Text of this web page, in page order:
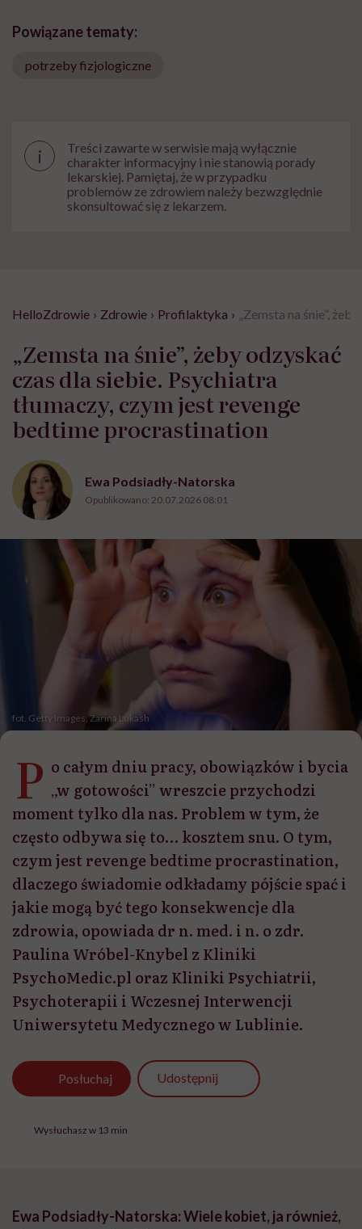
Powiązane tematy:
potrzeby fizjologiczne
i
Treści zawarte w serwisie mają wyłącznie
charakter informacyjny i nie stanowią porady
lekarskiej. Pamiętaj, że w przypadku
problemów ze zdrowiem należy bezwzględnie
skonsultować się z lekarzem.
HelloZdrowie › Zdrowie › Profilaktyka › „Zemsta na śnie”,
„Zemsta na śnie”, żeby odzyskać
czas dla siebie. Psychiatra
tłumaczy, czym jest revenge
bedtime procrastination
Ewa Podsiadły-Natorska
Opublikowano: 20.07.2026 08:01
fot. Getty Images, Zarina Lukash
P o całym dniu pracy, obowiązków i bycia
„w gotowości” wreszcie przychodzi
moment tylko dla nas. Problem w tym, że
często odbywa się to… kosztem snu. O tym,
czym jest revenge bedtime procrastination,
dlaczego świadomie odkładamy pójście spać i
jakie mogą być tego konsekwencje dla
zdrowia, opowiada dr n. med. i n. o zdr.
Paulina Wróbel-Knybel z Kliniki
PsychoMedic.pl oraz Kliniki Psychiatrii,
Psychoterapii i Wczesnej Interwencji
Uniwersytetu Medycznego w Lublinie.
Posłuchaj Udostępnij
Wysłuchasz w 13 min
Ewa Podsiadły-Natorska: Wiele kobiet, ja również,